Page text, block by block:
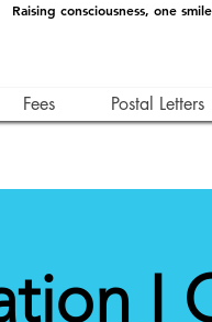
Raising consciousness, one
I
Fees Postal Letters